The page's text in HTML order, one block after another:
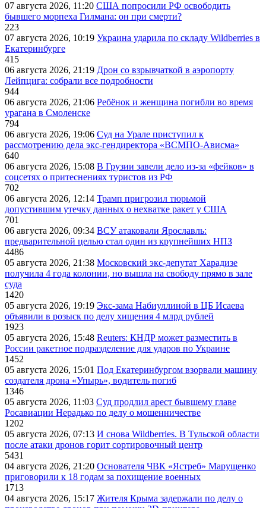
07 августа 2026, 11:20 США попросили РФ освободить
бывшего морпеха Гилмана: он при смерти?
223
07 августа 2026, 10:19 Украина ударила по складу Wildberries в
Екатеринбурге
415
06 августа 2026, 21:19 Дрон со взрывчаткой в аэропорту
Лейпцига: собрали все подробности
944
06 августа 2026, 21:06 Ребёнок и женщина погибли во время
урагана в Смоленске
794
06 августа 2026, 19:06 Суд на Урале приступил к
рассмотрению дела экс-гендиректора «ВСМПО-Ависма»
640
06 августа 2026, 15:08 В Грузии завели дело из-за «фейков» в
соцсетях о притеснениях туристов из РФ
702
06 августа 2026, 12:14 Трамп пригрозил тюрьмой
допустившим утечку данных о нехватке ракет у США
701
06 августа 2026, 09:34 ВСУ атаковали Ярославль:
предварительной целью стал один из крупнейших НПЗ
4486
05 августа 2026, 21:38 Московский экс-депутат Харадизе
получила 4 года колонии, но вышла на свободу прямо в зале
суда
1420
05 августа 2026, 19:19 Экс-зама Набиуллиной в ЦБ Исаева
объявили в розыск по делу хищения 4 млрд рублей
1923
05 августа 2026, 15:48 Reuters: КНДР может разместить в
России ракетное подразделение для ударов по Украине
1452
05 августа 2026, 15:01 Под Екатеринбургом взорвали машину
создателя дрона «Упырь», водитель погиб
1346
05 августа 2026, 11:03 Суд продлил арест бывшему главе
Росавиации Нерадько по делу о мошенничестве
1202
05 августа 2026, 07:13 И снова Wildberries. В Тульской области
после атаки дронов горит сортировочный центр
5431
04 августа 2026, 21:20 Основателя ЧВК «Ястреб» Марущенко
приговорили к 18 годам за похищение военных
1713
04 августа 2026, 15:17 Жителя Крыма задержали по делу о